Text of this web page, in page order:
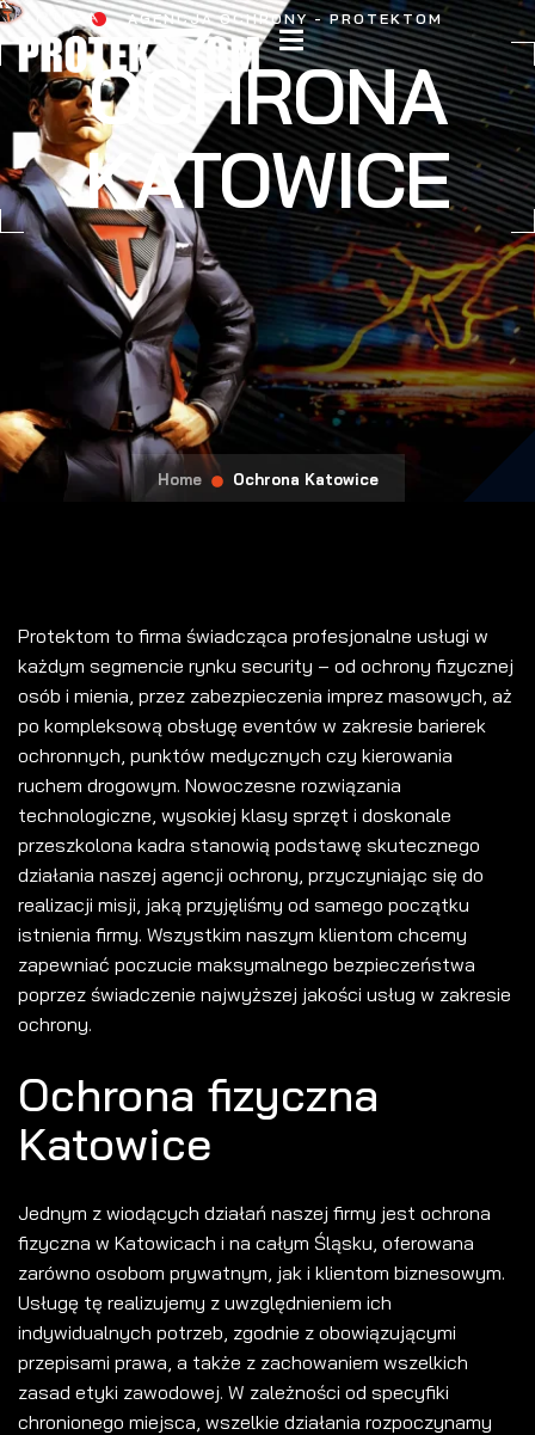
AGENCJA OCHRONY - PROTEKTOM
OCHRONA
KATOWICE
Home Ochrona Katowice
Protektom to firma świadcząca profesjonalne usługi w
każdym segmencie rynku security – od ochrony fizycznej
osób i mienia, przez zabezpieczenia imprez masowych, aż
po kompleksową obsługę eventów w zakresie barierek
ochronnych, punktów medycznych czy kierowania
ruchem drogowym. Nowoczesne rozwiązania
technologiczne, wysokiej klasy sprzęt i doskonale
przeszkolona kadra stanowią podstawę skutecznego
działania naszej agencji ochrony, przyczyniając się do
realizacji misji, jaką przyjęliśmy od samego początku
istnienia firmy. Wszystkim naszym klientom chcemy
zapewniać poczucie maksymalnego bezpieczeństwa
poprzez świadczenie najwyższej jakości usług w zakresie
ochrony.
Ochrona fizyczna
Katowice
Jednym z wiodących działań naszej firmy jest ochrona
fizyczna w Katowicach i na całym Śląsku, oferowana
zarówno osobom prywatnym, jak i klientom biznesowym.
Usługę tę realizujemy z uwzględnieniem ich
indywidualnych potrzeb, zgodnie z obowiązującymi
przepisami prawa, a także z zachowaniem wszelkich
zasad etyki zawodowej. W zależności od specyfiki
chronionego miejsca, wszelkie działania rozpoczynamy